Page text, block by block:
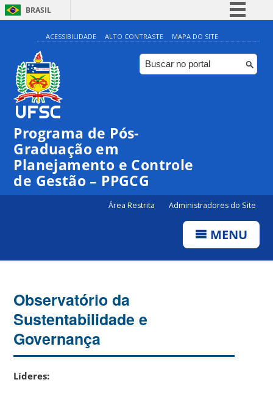
BRASIL
Simplifique!
Comunica BR
Participe
ACESSIBILIDADE ALTO CONTRASTE MAPA DO SITE
Programa de Pós-
Graduação em
Planejamento e Controle
de Gestão – PPGCG
Área Restrita Administradores do Site
MENU
Observatório da
Sustentabilidade e
Governança
Líderes: